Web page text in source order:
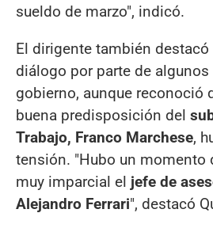
sueldo de marzo", indicó.
El dirigente también destacó
diálogo por parte de
gobierno, aunque reconoció
buena predisposición del
Trabajo, Franco Marchese,
tensión. "Hubo un momento
muy imparcial el jefe de
Alejandro Ferrari", destacó